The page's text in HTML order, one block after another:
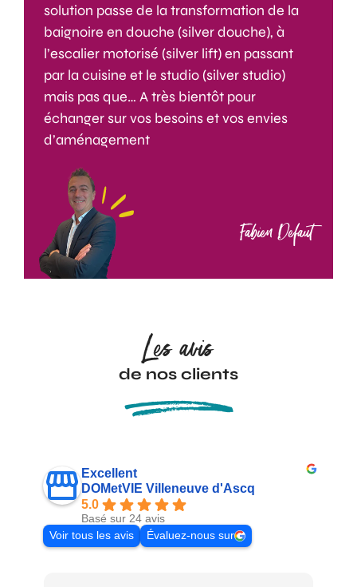
solution passe de la transformation de la
baignoire en douche (silver douche), à
l’escalier motorisé (silver lift) en passant
par la cuisine et le studio (silver studio)
mais pas que… A très bientôt pour
échanger sur vos besoins et vos envies
d’aménagement
Fabien Defaut
Les avis
de nos clients
Excellent
DOMetVIE Villeneuve d'Ascq
5.0
Basé sur 24 avis
Voir tous les avis
Évaluez-nous sur